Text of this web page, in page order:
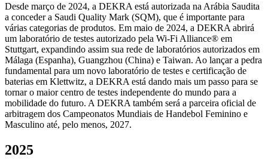
Desde março de 2024, a DEKRA está autorizada na Arábia Saudita
a conceder a Saudi Quality Mark (SQM), que é importante para
várias categorias de produtos. Em maio de 2024, a DEKRA abrirá
um laboratório de testes autorizado pela Wi-Fi Alliance® em
Stuttgart, expandindo assim sua rede de laboratórios autorizados em
Málaga (Espanha), Guangzhou (China) e Taiwan. Ao lançar a pedra
fundamental para um novo laboratório de testes e certificação de
baterias em Klettwitz, a DEKRA está dando mais um passo para se
tornar o maior centro de testes independente do mundo para a
mobilidade do futuro. A DEKRA também será a parceira oficial de
arbitragem dos Campeonatos Mundiais de Handebol Feminino e
Masculino até, pelo menos, 2027.
2025